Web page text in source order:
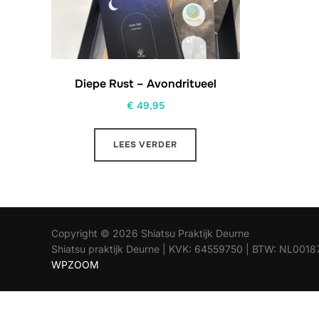
Diepe Rust – Avondritueel
€ 49,95
LEES VERDER
Copyright © 2026 Shiatsu Praktijk Deurne
Shiatsu praktijk Deurne | KVK: 64559750 | BTW:
WPZOOM